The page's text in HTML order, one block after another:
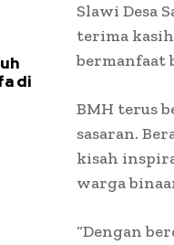
di
Slawi Desa
terima
bermanfaat
BMH terus
sasaran.
kisah
warga
“Dengan